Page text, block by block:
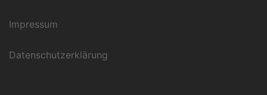
Impressum
Datenschutzerklärung